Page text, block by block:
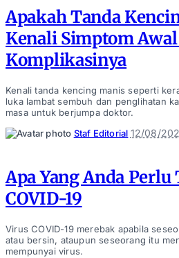
Apakah Tanda
Kenali Simptom
Komplikasinya
Kenali tanda kencing manis seperti
luka lambat sembuh dan penglihatan
masa untuk berjumpa doktor.
Posted
Staf Editorial 12/08/
Apa Yang Anda
COVID-19
Virus COVID-19 merebak apabila
atau bersin, ataupun seseorang itu
mempunyai virus.